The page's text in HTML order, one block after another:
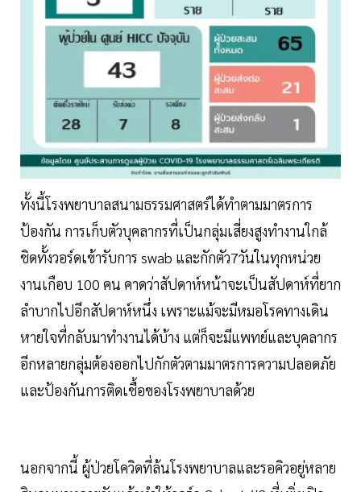
ทั้งนี้โรงพยาบาลสนามธรรมศาสตร์ได้ทำตามมาตรการ
ป้องกัน การเก็บตัวบุคลากรที่เป็นกลุ่มเสี่ยงสูงทำงานใกล้
ชิดทั้งวอร์ดเข้ารับการ swab และกักตัว7วันในทุกหน่วย
งานเกือบ 100 คน คาดว่าสัปดาห์หน้าจะเป็นสัปดาห์ที่ยาก
ลำบากไปอีกสัปดาห์หนึ่ง เพราะแม้จะมีหมอโรคทางเดิน
หายใจที่กลับมาทำงานได้บ้าง แต่ก็จะมีแพทย์และบุคลากร
อีกหลายกลุ่มต้องออกไปกักตัวตามมาตรการความปลอดภัย
และป้องกันการติดเชื้อของโรงพยาบาลด้วย
นอกจากนี้ ผู้ป่วยโควิดที่ล้นโรงพยาบาลและรอคิวอยู่หลาย